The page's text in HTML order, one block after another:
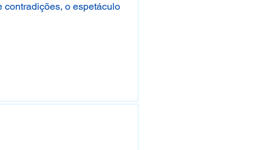
contradições, o espetáculo